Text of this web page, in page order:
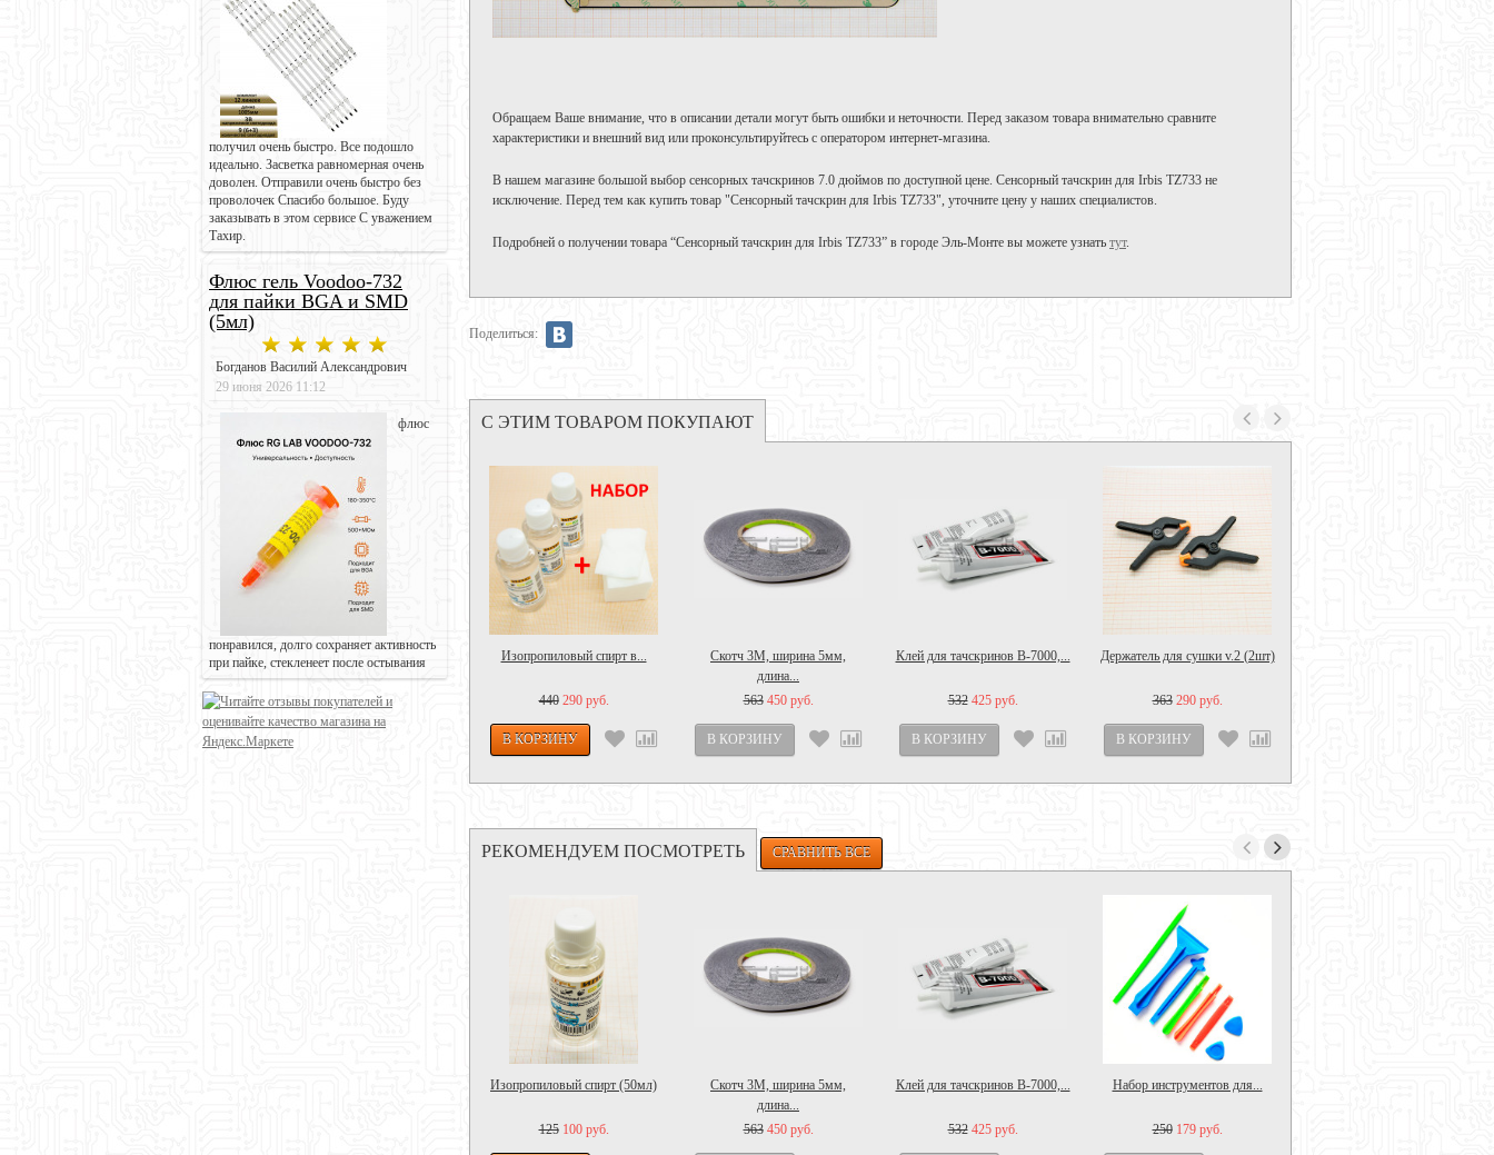
получил очень быстро. Все подошло
идеально. Засветка равномерная очень
доволен. Отправили очень быстро без
проволочек Спасибо большое. Буду
заказывать в этом сервисе С уважением
Тахир.
Флюс гель Voodoo-732
для пайки BGA и SMD
(5мл)
Богданов Василий Александрович
29 июня 2026 11:12
флюс
понравился, долго сохраняет активность
при пайке, стекленеет после остывания
Обращаем Ваше внимание, что в описании детали могут быть ошибки и неточности. Перед заказом товара внимательно сравните
характеристики и внешний вид или проконсультируйтесь с оператором интернет-мгазина.
В нашем магазине большой выбор сенсорных тачскринов 7.0 дюймов по доступной цене. Сенсорный тачскрин для Irbis TZ733 не
исключение. Перед тем как купить товар "Сенсорный тачскрин для Irbis TZ733", уточните цену у наших специалистов.
Подробней о получении товара “Сенсорный тачскрин для Irbis TZ733” в городе Эль-Монте вы можете узнать тут.
Поделиться:
С ЭТИМ ТОВАРОМ ПОКУПАЮТ
Изопропиловый спирт в...
440 290 руб.
Скотч 3M, ширина 5мм,
длина...
563 450 руб.
Клей для тачскринов B-7000,...
532 425 руб.
Держатель для сушки v.2 (2шт)
363 290 руб.
РЕКОМЕНДУЕМ ПОСМОТРЕТЬ
Изопропиловый спирт (50мл)
125 100 руб.
Скотч 3M, ширина 5мм,
длина...
563 450 руб.
Клей для тачскринов B-7000,...
532 425 руб.
Набор инструментов для...
250 179 руб.